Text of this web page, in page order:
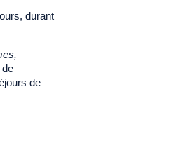
durant
de
de